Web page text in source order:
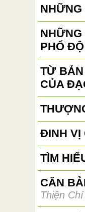
PHỔ ĐỘ
TỪ
CỦA
ĐINH VỊ
TÌM
CĂN
Thiện Chí